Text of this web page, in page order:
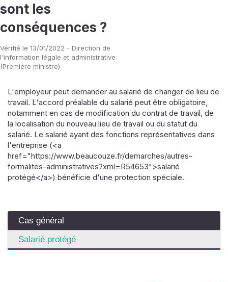
sont les
conséquences ?
Vérifié le 13/01/2022 - Direction de
l'information légale et administrative
(Première ministre)
L'employeur peut demander au salarié de changer de lieu de
travail. L'accord préalable du salarié peut être obligatoire,
notamment en cas de modification du contrat de travail, de
la localisation du nouveau lieu de travail ou du statut du
salarié. Le salarié ayant des fonctions représentatives dans
l'entreprise (<a
href="https://www.beaucouze.fr/demarches/autres-
formalites-administratives?xml=R54653">salarié
protégé</a>) bénéficie d'une protection spéciale.
Cas général
Salarié protégé